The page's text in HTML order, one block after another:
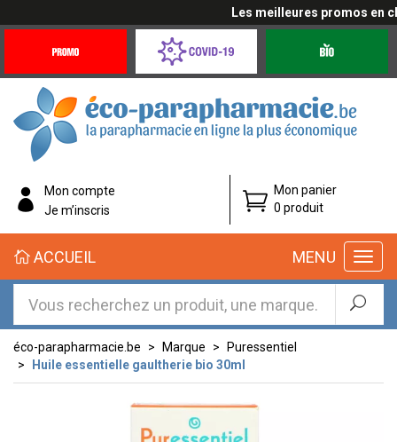
Les meilleures promos en
Offres
Coronavirus
éco-
parapharmacie.fr
éco-
parapharmacie.fr
Mon compte
Je m’inscris
Mon panier
0 produit
MENU
ACCUEIL
éco-parapharmacie.be Marque
Puressentiel
Huile essentielle gaultherie bio 30ml